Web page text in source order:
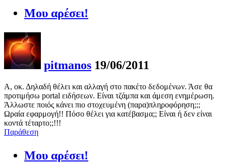
Μου αρέσει!
pitmanos 19/06/2011
Α, οκ. Δηλαδή θέλει και αλλαγή στο πακέτο δεδομένων. Άσε θα
προτιμήσω portal ειδήσεων. Είναι τζάμπα και άμεση ενημέρωση.
Άλλωστε ποιός κάνει πιο στοχευμένη (παρα)πληροφόρηση;;;
Ωραία εφαρμογή!! Πόσο θέλει για κατέβασμα;; Είναι ή δεν είναι
κοντά τέταρτο;;!!!
Παράθεση
Μου αρέσει!